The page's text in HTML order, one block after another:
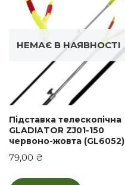
НЕМАЄ В НАЯВНОСТІ
Підставка телескопічна
GLADIATOR ZJ01-150
червоно-жовта (GL6052)
79,00 ₴